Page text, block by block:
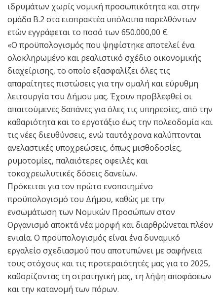
ιδρυμάτων χωρίς νομική προσωπικότητα και στην
ομάδα Β.2 στα εισπρακτέα υπόλοιπα παρελθόντων
ετών εγγράφεται το ποσό των 650.000,00 €.
«Ο προϋπολογισμός που ψηφίστηκε αποτελεί ένα
ολοκληρωμένο και ρεαλιστικό σχέδιο οικονομικής
διαχείρισης, το οποίο εξασφαλίζει όλες τις
απαραίτητες πιστώσεις για την ομαλή και εύρυθμη
λειτουργία του Δήμου μας. Έχουν προβλεφθεί οι
απαιτούμενες δαπάνες για όλες τις υπηρεσίες, από την
καθαριότητα και το εργοτάξιο έως την πολεοδομία και
τις νέες διευθύνσεις, ενώ ταυτόχρονα καλύπτονται
ανελαστικές υποχρεώσεις, όπως μισθοδοσίες,
ρυμοτομίες, παλαιότερες οφειλές και
τοκοχρεωλυτικές δόσεις δανείων.
Πρόκειται για τον πρώτο ενοποιημένο
προϋπολογισμό του Δήμου, καθώς με την
ενσωμάτωση των Νομικών Προσώπων στον
Οργανισμό αποκτά νέα μορφή και διαρθρώνεται πλέον
ενιαία. Ο προϋπολογισμός είναι ένα δυναμικό
εργαλείο σχεδιασμού που αποτυπώνει με σαφήνεια
τους στόχους και τις προτεραιότητές μας για το 2025,
καθορίζοντας τη στρατηγική μας, τη λήψη αποφάσεων
και την κατανομή των πόρων.